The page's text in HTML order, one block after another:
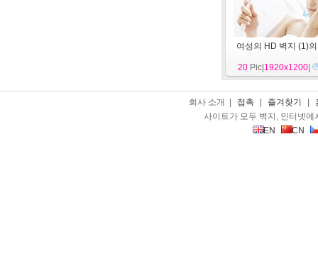
여성의 HD 벽지 (1)
20 Pic| 1920x1200
회사 소개 | 접촉 즐겨찾기
사이트가 모두 벽지, 인터넷
EN
CN